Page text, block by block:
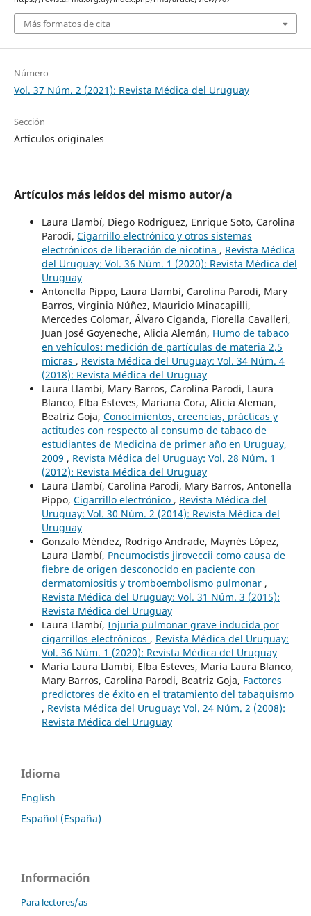
Más formatos de cita
Número
Vol. 37 Núm. 2 (2021): Revista Médica del Uruguay
Sección
Artículos originales
Artículos más leídos del mismo autor/a
Laura Llambí, Diego Rodríguez, Enrique Soto, Carolina
Parodi, Cigarrillo electrónico y otros sistemas
electrónicos de liberación de nicotina , Revista Médica
del Uruguay: Vol. 36 Núm. 1 (2020): Revista Médica del
Uruguay
Antonella Pippo, Laura Llambí, Carolina Parodi, Mary
Barros, Virginia Núñez, Mauricio Minacapilli,
Mercedes Colomar, Álvaro Ciganda, Fiorella Cavalleri,
Juan José Goyeneche, Alicia Alemán, Humo de tabaco
en vehículos: medición de partículas de materia 2,5
micras , Revista Médica del Uruguay: Vol. 34 Núm. 4
(2018): Revista Médica del Uruguay
Laura Llambí, Mary Barros, Carolina Parodi, Laura
Blanco, Elba Esteves, Mariana Cora, Alicia Aleman,
Beatriz Goja, Conocimientos, creencias, prácticas y
actitudes con respecto al consumo de tabaco de
estudiantes de Medicina de primer año en Uruguay,
2009 , Revista Médica del Uruguay: Vol. 28 Núm. 1
(2012): Revista Médica del Uruguay
Laura Llambí, Carolina Parodi, Mary Barros, Antonella
Pippo, Cigarrillo electrónico , Revista Médica del
Uruguay: Vol. 30 Núm. 2 (2014): Revista Médica del
Uruguay
Gonzalo Méndez, Rodrigo Andrade, Maynés López,
Laura Llambí, Pneumocistis jiroveccii como causa de
fiebre de origen desconocido en paciente con
dermatomiositis y tromboembolismo pulmonar ,
Revista Médica del Uruguay: Vol. 31 Núm. 3 (2015):
Revista Médica del Uruguay
Laura Llambí, Injuria pulmonar grave inducida por
cigarrillos electrónicos , Revista Médica del Uruguay:
Vol. 36 Núm. 1 (2020): Revista Médica del Uruguay
María Laura Llambí, Elba Esteves, María Laura Blanco,
Mary Barros, Carolina Parodi, Beatriz Goja, Factores
predictores de éxito en el tratamiento del tabaquismo
, Revista Médica del Uruguay: Vol. 24 Núm. 2 (2008):
Revista Médica del Uruguay
Idioma
English
Español (España)
Información
Para lectores/as